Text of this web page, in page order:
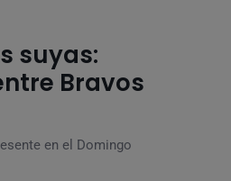
suyas:
Bravos
en el Domingo